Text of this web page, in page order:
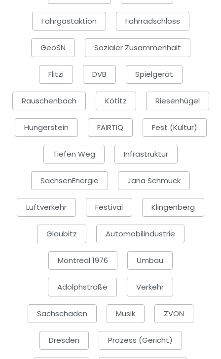
Fahrgastaktion Fahrradschloss
GeoSN Sozialer Zusammenhalt
Flitzi DVB Spielgerät
Rauschenbach Kötitz Riesenhügel
Hungerstein FAIRTIQ Fest (Kultur)
Tiefen Weg Infrastruktur
SachsenEnergie Jana Schmück
Luftverkehr Festival Klingenberg
Glaubitz Automobilindustrie
Montreal 1976 Umbau
Adolphstraße Verkehr
Sachschaden Musik ZVON
Dresden Prozess (Gericht)